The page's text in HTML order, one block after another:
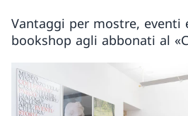
Vantaggi per mostre, eventi
bookshop agli abbonati al